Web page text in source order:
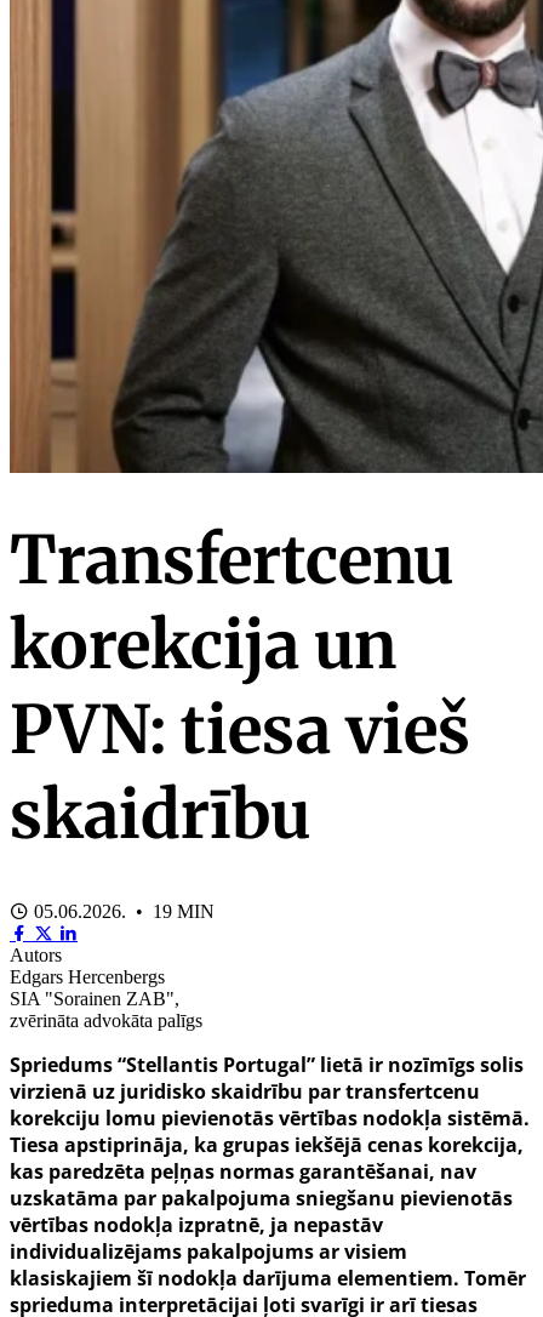
Transfertcenu
korekcija un
PVN: tiesa vieš
skaidrību
05.06.2026. • 19 MIN
Autors
Edgars Hercenbergs
SIA "Sorainen ZAB",
zvērināta advokāta palīgs
Spriedums “Stellantis Portugal” lietā ir nozīmīgs solis
virzienā uz juridisko skaidrību par transfertcenu
korekciju lomu pievienotās vērtības nodokļa sistēmā.
Tiesa apstiprināja, ka grupas iekšējā cenas korekcija,
kas paredzēta peļņas normas garantēšanai, nav
uzskatāma par pakalpojuma sniegšanu pievienotās
vērtības nodokļa izpratnē, ja nepastāv
individualizējams pakalpojums ar visiem
klasiskajiem šī nodokļa darījuma elementiem. Tomēr
sprieduma interpretācijai ļoti svarīgi ir arī tiesas